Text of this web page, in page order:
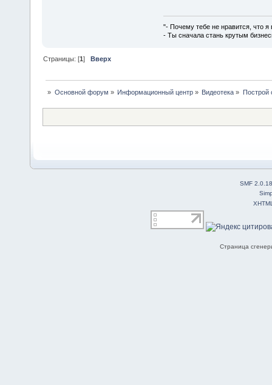
"- Почему тебе не нравится, что я
- Ты сначала стань крутым
Страницы: [1] Вверх
» Основной форум » Информационный центр» Видеотека » Построй
SMF 2.0.18
Страница